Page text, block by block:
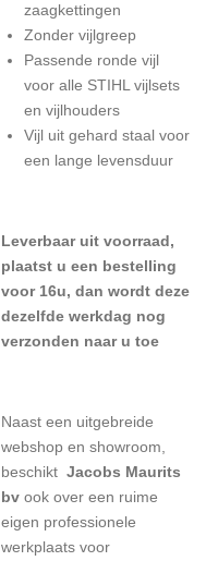
zaagkettingen
Zonder vijlgreep
Passende ronde vijl
voor alle STIHL vijlsets
en vijlhouders
Vijl uit gehard staal voor
een lange levensduur
Leverbaar uit voorraad,
plaatst u een bestelling
voor 16u, dan wordt deze
dezelfde werkdag nog
verzonden naar u toe
Naast een uitgebreide
webshop en showroom,
beschikt Jacobs Maurits
bv ook over een ruime
eigen professionele
werkplaats voor